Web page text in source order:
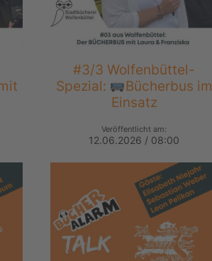
#3/3 Wolfenbüttel-
Spezial:
Bücherbus im
Einsatz
Veröffentlicht am:
12.06.2026 / 08:00